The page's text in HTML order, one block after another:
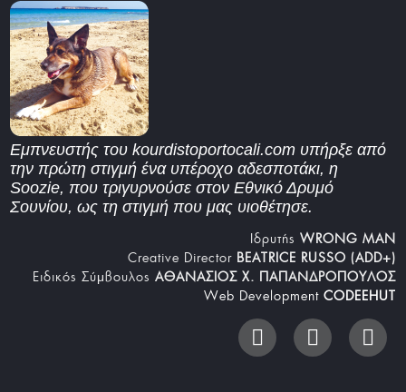
Εμπνευστής του kourdistoportocali.com υπήρξε από
την πρώτη στιγμή ένα υπέροχο αδεσποτάκι, η
Soozie, που τριγυρνούσε στον Εθνικό Δρυμό
Σουνίου, ως τη στιγμή που μας υιοθέτησε.
Iδρυτής WRONG MAN
Creative Director BEATRICE RUSSO (ADD+)
Ειδικός Σύμβουλος ΑΘΑΝΑΣΙΟΣ Χ. ΠΑΠΑΝΔΡΟΠΟΥΛΟΣ
Web Development CODEEHUT